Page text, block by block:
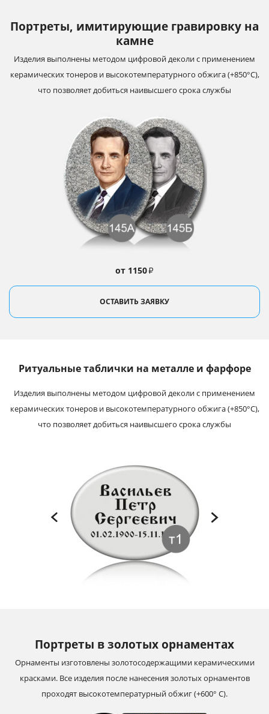
Портреты, имитирующие гравировку на
камне
от 1150₽
Изделия выполнены методом цифровой деколи с применением
керамических тонеров и высокотемпературного обжига (+850°С),
что позволяет добиться наивысшего срока службы
ОСТАВИТЬ ЗАЯВКУ
Ритуальные таблички на металле и фарфоре
Изделия выполнены методом цифровой деколи с применением
керамических тонеров и высокотемпературного обжига (+850°С),
что позволяет добиться наивысшего срока службы
Портреты в золотых орнаментах
Орнаменты изготовлены золотосодержащими керамическими
красками. Все изделия после нанесения золотых орнаментов
проходят высокотемпературный обжиг (+600° С).